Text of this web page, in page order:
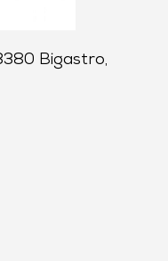
Bigastro,